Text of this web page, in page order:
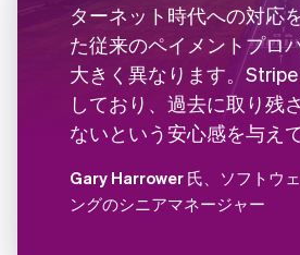
ターネット時代への対応
た従来のペイメントプロ
大きく異なります。
しており、過去に取り残
ないという安心感を与え
Gary Harrower 氏 、ソフトウ
ングのシニアマネージャー